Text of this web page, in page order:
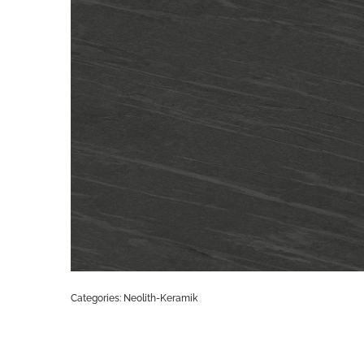
Categories: Neolith-Keramik